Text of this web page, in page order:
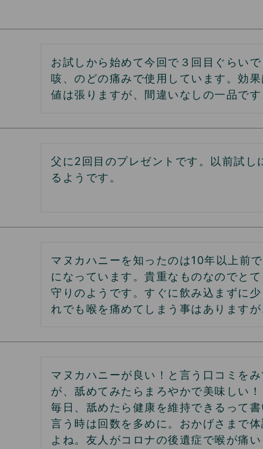
お試しから始めて今回で３回目ぐらい
咳、のどの痛みで使用しています。効果
値は張りますが、間違いなしの一品です
父に2回目のプレゼントです。以前試し
るようです。
マヌカハニーを知ったのは10年以上前
になっています。貴重なものなのでと
守りのようです。すぐに飲み込まずに
れでも喉を痛めてしまう事はあります
マヌカハニーが良い！と言う口コミを
が、舐めてみたらまろやかで美味しい！
毎日、舐めたら健康を維持できるって
言う時は回数を多めに。おかげさまで
よね。友人がコロナの後遺症で喉が痛